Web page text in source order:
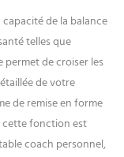
de suivi
stocke
données
vers Apple
et le
avec
Utilisation
plateforme
de la balance
telles que
permet de croiser les
de votre
de remise en forme
cette fonction est
coach personnel,